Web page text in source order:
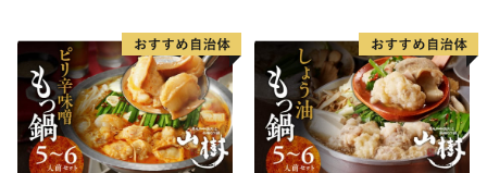
間